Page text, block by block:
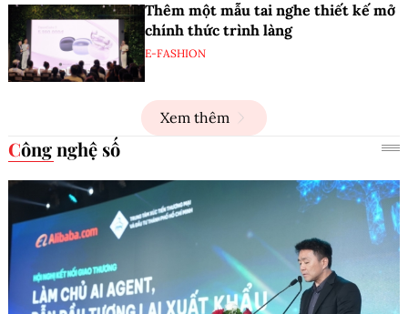
Thêm một mẫu tai nghe thiết kế mở
chính thức trình làng
E-FASHION
Xem thêm
Công nghệ số